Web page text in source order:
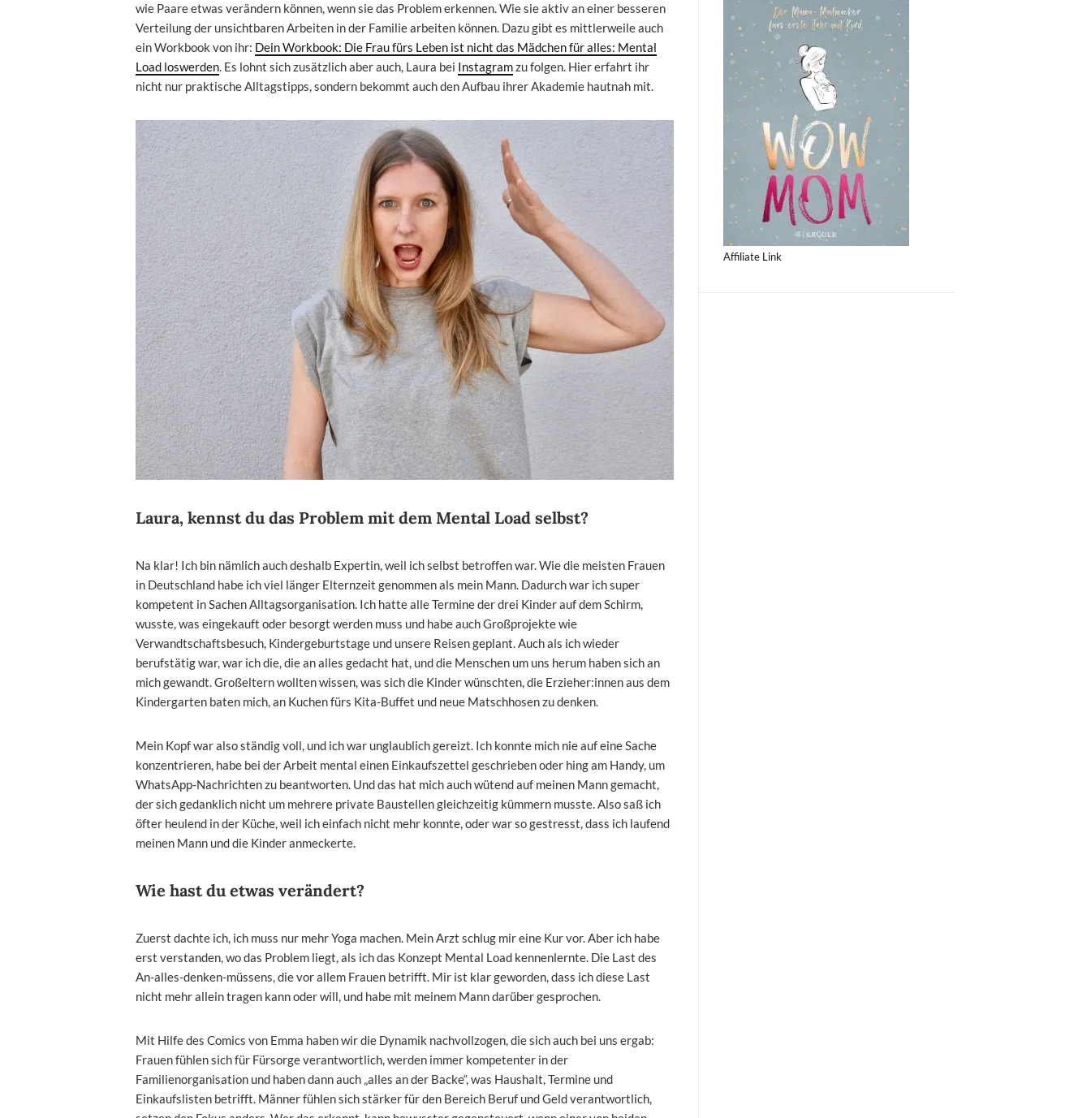
wie Paare etwas verändern können, wenn sie das Problem erkennen. Wie sie aktiv an einer besseren
Verteilung der unsichtbaren Arbeiten in der Familie arbeiten können. Dazu gibt es mittlerweile auch
ein Workbook von ihr: Dein Workbook: Die Frau fürs Leben ist nicht das Mädchen für alles: Mental
Load loswerden. Es lohnt sich zusätzlich aber auch, Laura bei Instagramzu folgen. Hier erfahrt ihr
nicht nur praktische Alltagstipps, sondern bekommt auch den Aufbau ihrer Akademie hautnah mit.
Laura, kennst du das Problem mit dem Mental Load selbst?
Na klar! Ich bin nämlich auch deshalb Expertin, weil ich selbst betroffen war. Wie die meisten Frauen
in Deutschland habe ich viel länger Elternzeit genommen als mein Mann. Dadurch war ich super
kompetent in Sachen Alltagsorganisation. Ich hatte alle Termine der drei Kinder auf dem Schirm,
wusste, was eingekauft oder besorgt werden muss und habe auch Großprojekte wie
Verwandtschaftsbesuch, Kindergeburtstage und unsere Reisen geplant. Auch als ich wieder
berufstätig war, war ich die, die an alles gedacht hat, und die Menschen um uns herum haben sich an
mich gewandt. Großeltern wollten wissen, was sich die Kinder wünschten, die Erzieher:innen aus dem
Kindergarten baten mich, an Kuchen fürs Kita-Buffet und neue Matschhosen zu denken.
Mein Kopf war also ständig voll, und ich war unglaublich gereizt. Ich konnte mich nie auf eine Sache
konzentrieren, habe bei der Arbeit mental einen Einkaufszettel geschrieben oder hing am Handy, um
WhatsApp-Nachrichten zu beantworten. Und das hat mich auch wütend auf meinen Mann gemacht,
der sich gedanklich nicht um mehrere private Baustellen gleichzeitig kümmern musste. Also saß ich
öfter heulend in der Küche, weil ich einfach nicht mehr konnte, oder war so gestresst, dass ich laufend
meinen Mann und die Kinder anmeckerte.
Wie hast du etwas verändert?
Zuerst dachte ich, ich muss nur mehr Yoga machen. Mein Arzt schlug mir eine Kur vor. Aber ich habe
erst verstanden, wo das Problem liegt, als ich das Konzept Mental Load kennenlernte. Die Last des
An-alles-denken-müssens, die vor allem Frauen betrifft. Mir ist klar geworden, dass ich diese Last
nicht mehr allein tragen kann oder will, und habe mit meinem Mann darüber gesprochen.
Mit Hilfe des Comics von Emma haben wir die Dynamik nachvollzogen, die sich auch bei uns ergab:
Frauen fühlen sich für Fürsorge verantwortlich, werden immer kompetenter in der
Familienorganisation und haben dann auch „alles an der Backe“, was Haushalt, Termine und
Einkaufslisten betrifft. Männer fühlen sich stärker für den Bereich Beruf und Geld verantwortlich,
Affiliate Link